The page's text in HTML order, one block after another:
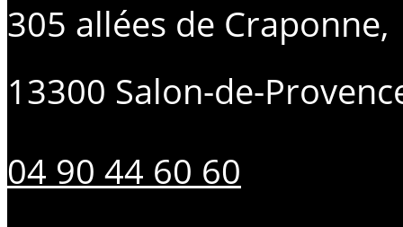
305 allées de Craponne,
13300 Salon-de-
04 90 44 60 60